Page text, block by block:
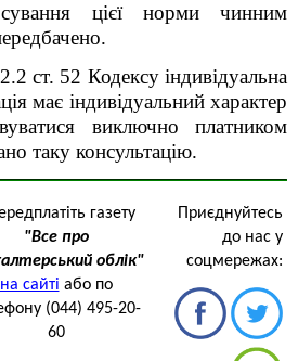
цієї норми чинним
ст. 52 Кодексу індивідуальна
має індивідуальний характер
виключно платником
таку консультацію.
газету
"Все про
облік"
на сайті або по
(044) 495-20-
60
Приєднуйтесь
до нас у
соцмережах: